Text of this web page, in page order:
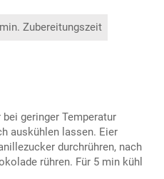
Zubereitungszeit
geringer Temperatur
auskühlen lassen. Eier
durchrühren, nach
rühren. Für 5 min kühl